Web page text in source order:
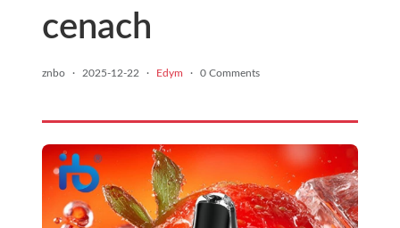
cenach
znbo · 2025-12-22 · Edym · 0 Comments